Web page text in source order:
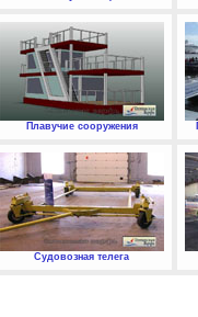
Плавучие сооружения
Судовозная телега